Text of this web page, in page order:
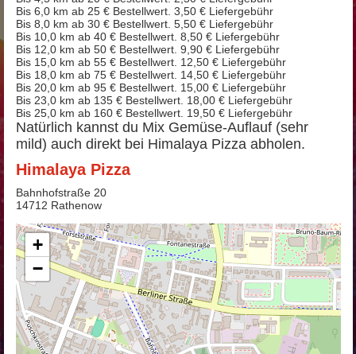
Bis 6,0 km ab 25 € Bestellwert. 3,50 € Liefergebühr
Bis 8,0 km ab 30 € Bestellwert. 5,50 € Liefergebühr
Bis 10,0 km ab 40 € Bestellwert. 8,50 € Liefergebühr
Bis 12,0 km ab 50 € Bestellwert. 9,90 € Liefergebühr
Bis 15,0 km ab 55 € Bestellwert. 12,50 € Liefergebühr
Bis 18,0 km ab 75 € Bestellwert. 14,50 € Liefergebühr
Bis 20,0 km ab 95 € Bestellwert. 15,00 € Liefergebühr
Bis 23,0 km ab 135 € Bestellwert. 18,00 € Liefergebühr
Bis 25,0 km ab 160 € Bestellwert. 19,50 € Liefergebühr
Natürlich kannst du Mix Gemüse-Auflauf (sehr
mild) auch direkt bei Himalaya Pizza abholen.
Himalaya Pizza
Bahnhofstraße 20
14712 Rathenow
+
−